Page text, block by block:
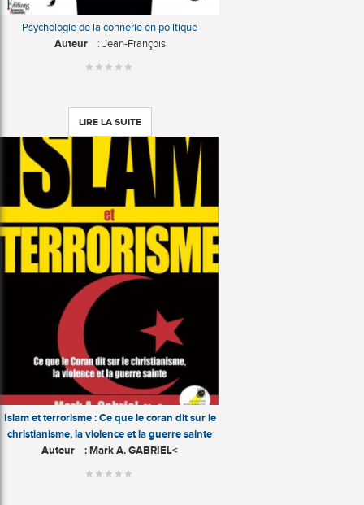
Psychologie de la connerie en politique
Auteur: Jean-François
LIRE LA SUITE
Islam et terrorisme : Ce que le coran dit sur le
christianisme, la violence et la guerre sainte
Auteur : Mark A. GABRIEL<